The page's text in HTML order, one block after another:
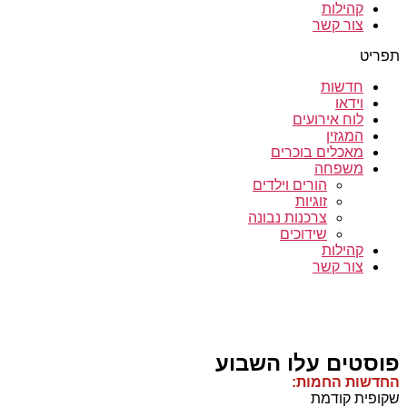
קהילות
צור קשר
תפריט
חדשות
וידאו
לוח אירועים
המגזין
מאכלים בוכרים
משפחה
הורים וילדים
זוגיות
צרכנות נבונה
שידוכים
קהילות
צור קשר
פוסטים עלו השבוע
החדשות החמות:
שקופית קודמת